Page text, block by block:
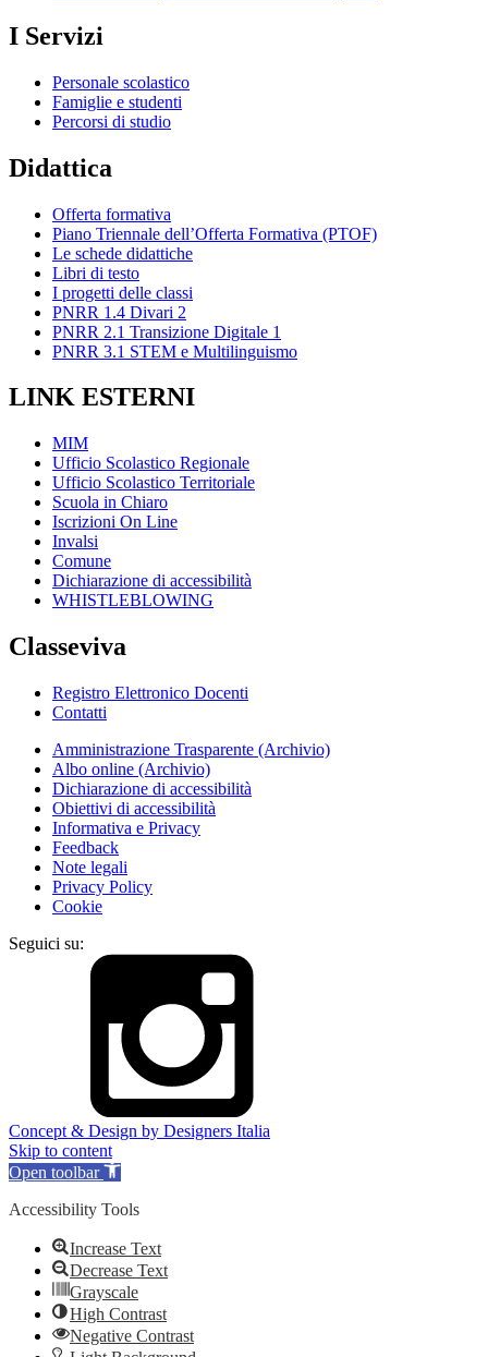
I Servizi
Personale scolastico
Famiglie e studenti
Percorsi di studio
Didattica
Offerta formativa
Piano Triennale dell’Offerta Formativa (PTOF)
Le schede didattiche
Libri di testo
I progetti delle classi
PNRR 1.4 Divari 2
PNRR 2.1 Transizione Digitale 1
PNRR 3.1 STEM e Multilinguismo
LINK ESTERNI
MIM
Ufficio Scolastico Regionale
Ufficio Scolastico Territoriale
Scuola in Chiaro
Iscrizioni On Line
Invalsi
Comune
Dichiarazione di accessibilità
WHISTLEBLOWING
Classeviva
Registro Elettronico Docenti
Contatti
Amministrazione Trasparente (Archivio)
Albo online (Archivio)
Dichiarazione di accessibilità
Obiettivi di accessibilità
Informativa e Privacy
Feedback
Note legali
Privacy Policy
Cookie
Seguici su:
Concept & Design by Designers Italia
Skip to content
Open toolbar
Accessibility Tools
Increase Text
Decrease Text
Grayscale
High Contrast
Negative Contrast